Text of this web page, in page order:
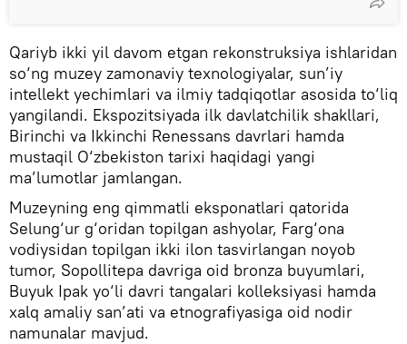
Qariyb ikki yil davom etgan rekonstruksiya ishlaridan
so‘ng muzey zamonaviy texnologiyalar, sun’iy
intellekt yechimlari va ilmiy tadqiqotlar asosida to‘liq
yangilandi. Ekspozitsiyada ilk davlatchilik shakllari,
Birinchi va Ikkinchi Renessans davrlari hamda
mustaqil O‘zbekiston tarixi haqidagi yangi
ma’lumotlar jamlangan.
Muzeyning eng qimmatli eksponatlari qatorida
Selung‘ur g‘oridan topilgan ashyolar, Farg‘ona
vodiysidan topilgan ikki ilon tasvirlangan noyob
tumor, Sopollitepa davriga oid bronza buyumlari,
Buyuk Ipak yo‘li davri tangalari kolleksiyasi hamda
xalq amaliy san’ati va etnografiyasiga oid nodir
namunalar mavjud.